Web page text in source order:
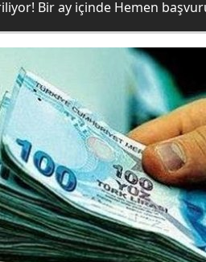
Bir ay içinde Hemen